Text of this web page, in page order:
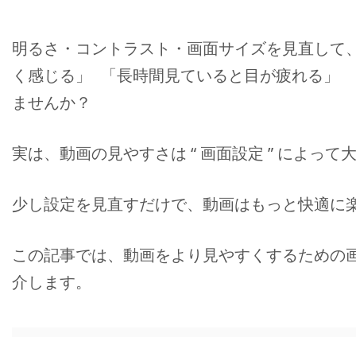
明るさ・コントラスト・画面サイズを見直し
く感じる」 「長時間見ていると目が疲れる」
ませんか？
実は、動画の見やすさは “ 画面設定 ” によって
少し設定を見直すだけで、動画はもっと快適に
この記事では、動画をより見やすくするため
介します。